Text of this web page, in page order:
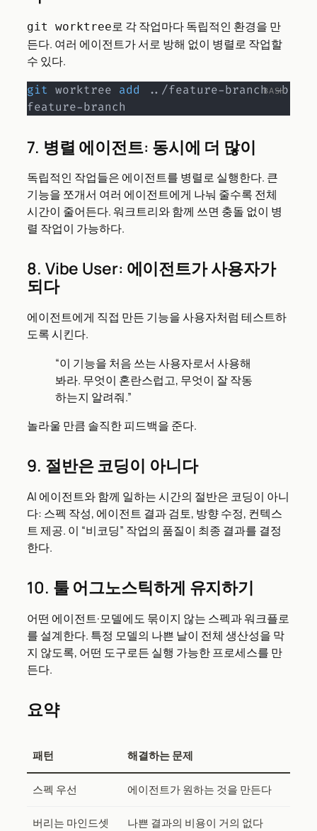
git worktree로 각 작업마다 독립적인 환경을 만
든다. 여러 에이전트가 서로 방해 없이 병렬로 작업할
수 있다.
git worktree add .. /feature-branch -b
feature-branch
7. 병렬 에이전트: 동시에 더 많이
독립적인 작업들은 에이전트를 병렬로 실행한다. 큰
기능을 쪼개서 여러 에이전트에게 나눠 줄수록 전체
시간이 줄어든다. 워크트리와 함께 쓰면 충돌 없이 병
렬 작업이 가능하다.
8. Vibe User: 에이전트가 사용자가
되다
에이전트에게 직접 만든 기능을 사용자처럼 테스트하
도록 시킨다.
“이 기능을 처음 쓰는 사용자로서 사용해
봐라. 무엇이 혼란스럽고, 무엇이 잘 작동
하는지 알려줘.”
놀라울 만큼 솔직한 피드백을 준다.
9. 절반은 코딩이 아니다
AI 에이전트와 함께 일하는 시간의 절반은 코딩이 아니
다: 스펙 작성, 에이전트 결과 검토, 방향 수정, 컨텍스
트 제공. 이 “비코딩” 작업의 품질이 최종 결과를 결정
한다.
10. 툴 어그노스틱하게 유지하기
어떤 에이전트·모델에도 묶이지 않는 스펙과 워크플로
를 설계한다. 특정 모델의 나쁜 날이 전체 생산성을 막
지 않도록, 어떤 도구로든 실행 가능한 프로세스를 만
든다.
요약
패턴 해결하는 문제
스펙 우선 에이전트가 원하는 것을 만든다
버리는 마인드셋 나쁜 결과의 비용이 거의 없다